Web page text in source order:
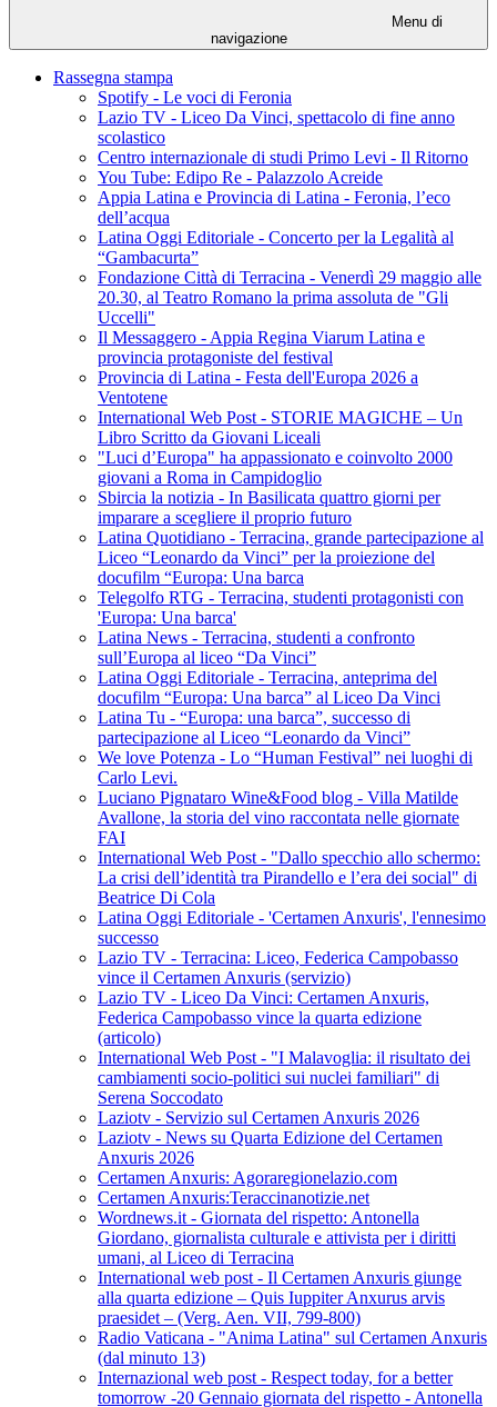
Menu di
navigazione
Rassegna stampa
Spotify - Le voci di Feronia
Lazio TV - Liceo Da Vinci, spettacolo di fine anno
scolastico
Centro internazionale di studi Primo Levi - Il Ritorno
You Tube: Edipo Re - Palazzolo Acreide
Appia Latina e Provincia di Latina - Feronia, l’eco
dell’acqua
Latina Oggi Editoriale - Concerto per la Legalità al
“Gambacurta”
Fondazione Città di Terracina - Venerdì 29 maggio alle
20.30, al Teatro Romano la prima assoluta de "Gli
Uccelli"
Il Messaggero - Appia Regina Viarum Latina e
provincia protagoniste del festival
Provincia di Latina - Festa dell'Europa 2026 a
Ventotene
International Web Post - STORIE MAGICHE – Un
Libro Scritto da Giovani Liceali
"Luci d’Europa" ha appassionato e coinvolto 2000
giovani a Roma in Campidoglio
Sbircia la notizia - In Basilicata quattro giorni per
imparare a scegliere il proprio futuro
Latina Quotidiano - Terracina, grande partecipazione al
Liceo “Leonardo da Vinci” per la proiezione del
docufilm “Europa: Una barca
Telegolfo RTG - Terracina, studenti protagonisti con
'Europa: Una barca'
Latina News - Terracina, studenti a confronto
sull’Europa al liceo “Da Vinci”
Latina Oggi Editoriale - Terracina, anteprima del
docufilm “Europa: Una barca” al Liceo Da Vinci
Latina Tu - “Europa: una barca”, successo di
partecipazione al Liceo “Leonardo da Vinci”
We love Potenza - Lo “Human Festival” nei luoghi di
Carlo Levi.
Luciano Pignataro Wine&Food blog - Villa Matilde
Avallone, la storia del vino raccontata nelle giornate
FAI
International Web Post - "Dallo specchio allo schermo:
La crisi dell’identità tra Pirandello e l’era dei social" di
Beatrice Di Cola
Latina Oggi Editoriale - 'Certamen Anxuris', l'ennesimo
successo
Lazio TV - Terracina: Liceo, Federica Campobasso
vince il Certamen Anxuris (servizio)
Lazio TV - Liceo Da Vinci: Certamen Anxuris,
Federica Campobasso vince la quarta edizione
(articolo)
International Web Post - "I Malavoglia: il risultato dei
cambiamenti socio-politici sui nuclei familiari" di
Serena Soccodato
Laziotv - Servizio sul Certamen Anxuris 2026
Laziotv - News su Quarta Edizione del Certamen
Anxuris 2026
Certamen Anxuris: Agoraregionelazio.com
Certamen Anxuris:Teraccinanotizie.net
Wordnews.it - Giornata del rispetto: Antonella
Giordano, giornalista culturale e attivista per i diritti
umani, al Liceo di Terracina
International web post - Il Certamen Anxuris giunge
alla quarta edizione – Quis Iuppiter Anxurus arvis
praesidet – (Verg. Aen. VII, 799-800)
Radio Vaticana - "Anima Latina" sul Certamen Anxuris
(dal minuto 13)
Internazional web post - Respect today, for a better
tomorrow -20 Gennaio giornata del rispetto - Antonella